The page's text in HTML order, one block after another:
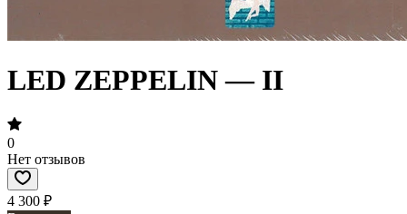
LED ZEPPELIN — II
0
Нет отзывов
4 300 ₽